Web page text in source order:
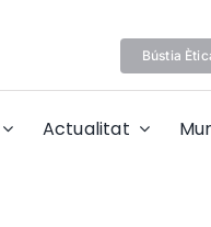
Bústia
Actualitat